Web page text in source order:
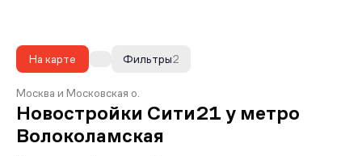
На карте 2
Фильтры
Москва и Московская о.
Новостройки Сити21 у метро
Волоколамская